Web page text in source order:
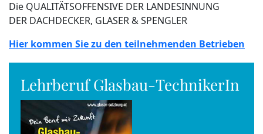
Die QUALITÄTSOFFENSIVE DER LANDESINNUNG
DER DACHDECKER, GLASER & SPENGLER
Hier kommen Sie zu den teilnehmenden Betrieben
Lehrberuf Glasbau-TechnikerIn